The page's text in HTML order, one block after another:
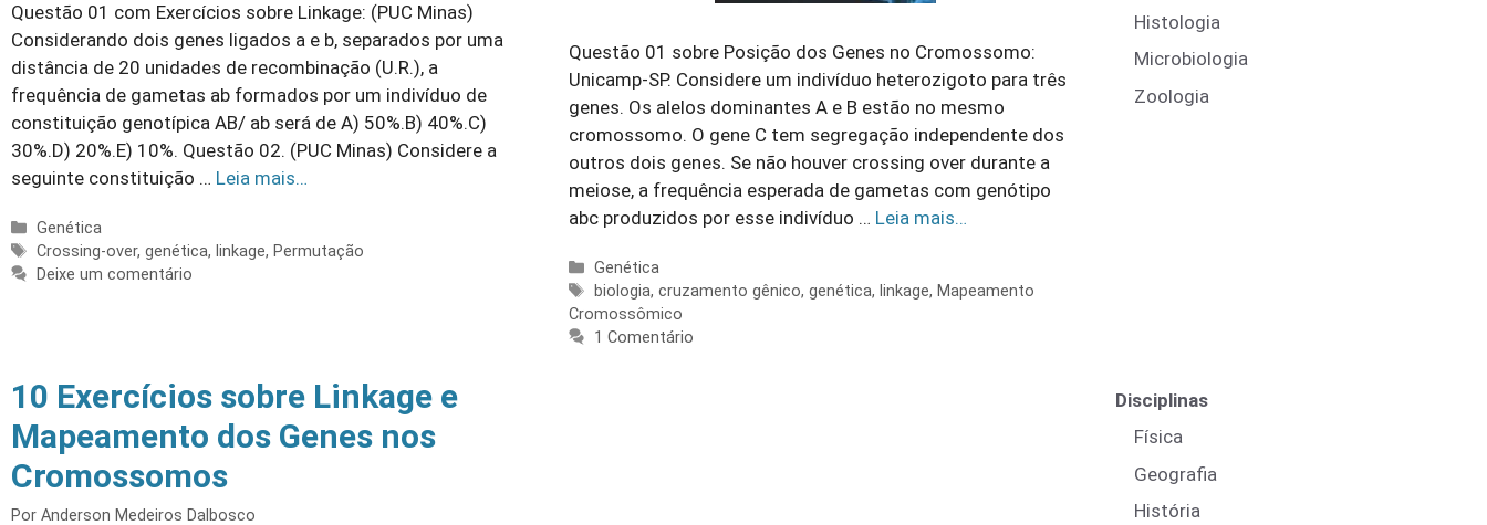
Questão 01 com Exercícios sobre Linkage: (PUC Minas)
Considerando dois genes ligados a e b, separados por uma
distância de 20 unidades de recombinação (U.R.), a
frequência de gametas ab formados por um indivíduo de
constituição genotípica AB/ ab será de A) 50%.B) 40%.C)
30%.D) 20%.E) 10%. Questão 02. (PUC Minas) Considere a
seguinte constituição … Leia mais…
Categorias
Genética
Tags
Crossing-over,genética, linkage, Permutação
Deixe um comentário
Questão 01 sobre Posição dos Genes no Cromossomo:
Unicamp-SP. Considere um indivíduo heterozigoto para três
genes. Os alelos dominantes A e B estão no mesmo
cromossomo. O gene C tem segrega­ção independente dos
outros dois genes. Se não houver crossing over durante a
meiose, a frequência esperada de gametas com genóti­po
abc produzidos por esse indivíduo … Leia mais…
Categorias
Genética
Tags
biologia,cruzamento gênico,genética, linkage, Mapeamento
Cromossômico
1 Comentário
10 Exercícios sobre Linkage e
Mapeamento dos Genes nos
Cromossomos
Por Anderson Medeiros Dalbosco
Histologia
Microbiologia
Zoologia
Disciplinas
Física
Geografia
História